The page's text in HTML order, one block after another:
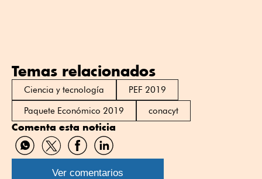
Temas relacionados
Ciencia y tecnología
PEF 2019
Paquete Económico 2019
conacyt
Comenta esta noticia
Compartir
por
WhatsApp
Compartir
por
Twitter
Compartir
por
Facebook
Compartir
por
Linkedin
Ver comentarios